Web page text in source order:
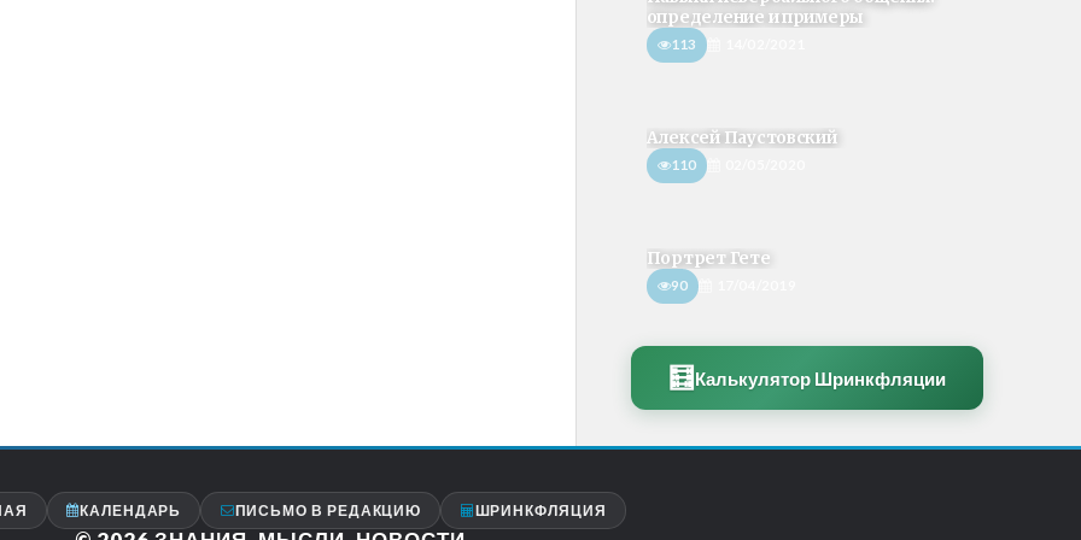
определение и примеры
113
Алексей Паустовский
110
Портрет Гете
90
🧮 Калькулятор Шринкфляции
КАЛЕНДАРЬ ПИСЬМО В РЕДАКЦИЮ ШРИНКФЛЯЦИЯ